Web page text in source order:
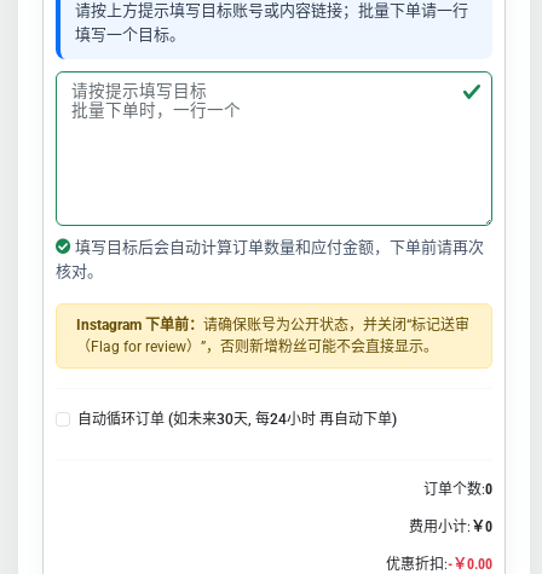
请按上方提示填写目标账号或内容链接；批量下单请一行
填写一个目标。
填写目标后会自动计算订单数量和应付金额，下单前请再次
核对。
Instagram 下单前： 请确保账号为公开状态，并关闭“标记送审
（Flag for review）”，否则新增粉丝可能不会直接显示。
自动循环订单 (如未来30天, 每24小时 再自动下单)
订单个数:0
费用小计: ￥0
优惠折扣:-￥0.00